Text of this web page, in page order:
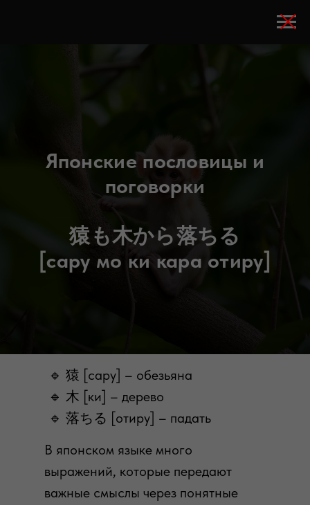
Японские пословицы и
поговорки
猿も木から落ちる
[сару мо ки кара отиру]
В японском языке много
выражений, которые передают
важные смыслы через понятные
🔹 猿 [сару] – обезьяна
🔹 木 [ки] – дерево
🔹 落ちる [отиру] – падать